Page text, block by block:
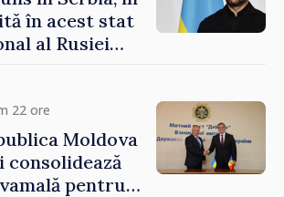
în acest stat
al Rusiei
22 ore
Moldova
consolidează
pentru